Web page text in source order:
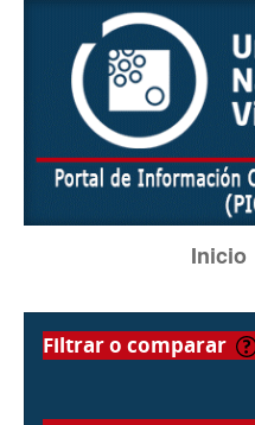
Inicio
filtrar o comparar